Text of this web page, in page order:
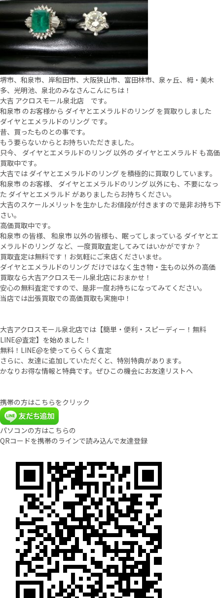
堺市、和泉市、岸和田市、大阪狭山市、富田林市、泉ヶ丘、栂・美木
多、光明池、泉北のみなさんこんにちは！
大吉 アクロスモール泉北店 です。
和泉市 のお客様から ダイヤとエメラルドのリング を買取りしました
ダイヤとエメラルドのリング です。
昔、買ったものとの事です。
もう要らないからとお持ちいただきました。
只今、 ダイヤとエメラルドのリング 以外の ダイヤとエメラルド も高価
買取中です。
大吉では ダイヤとエメラルドのリング を積極的に買取りしています。
和泉市 のお客様、 ダイヤとエメラルドのリング 以外にも、不要になっ
た ダイヤとエメラルド がありましたらお持ちください。
大吉のスケールメリットを生かしたお値段が付きますので是非お持ち下
さい。
高価買取中です。
和泉市 の皆様、 和泉市 以外の皆様も、眠ってしまっている ダイヤとエ
メラルドのリング など、一度買取査定してみてはいかがですか？
買取査定は無料です！お気軽にご来店くださいませ。
ダイヤとエメラルドのリング だけではなく生き物・生もの以外の高価
買取なら大吉アクロスモール泉北店におまかせ！
安心の無料査定ですので、是非一度お持ちになってみてください。
当店では出張買取での高価買取も実施中！
大吉アクロスモール泉北店では【簡単・便利・スピーディー！無料
LINE@査定】を始めました！
無料！LINE@を使ってらくらく査定
さらに、友達に追加していただくと、特別特典があります。
かなりお得な情報と特典です。ぜひこの機会にお友達リストへ
携帯の方はこちらをクリック
パソコンの方はこちらの
QRコードを携帯のラインで読み込んで友達登録